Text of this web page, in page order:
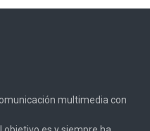
multimedia con